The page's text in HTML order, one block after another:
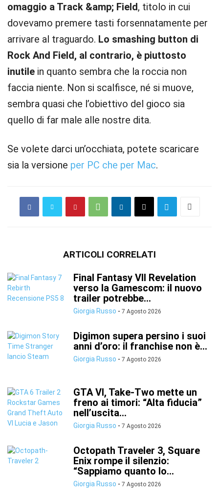
omaggio a Track &amp; Field, titolo in cui
dovevamo premere tasti forsennatamente per
arrivare al traguardo. Lo smashing button di
Rock And Field, al contrario, è piuttosto
inutile in quanto sembra che la roccia non
faccia niente. Non si scalfisce, né si muove,
sembra quasi che l’obiettivo del gioco sia
quello di far male alle nostre dita.
Se volete darci un’occhiata, potete scaricare
sia la versione per PC che per Mac.
ARTICOLI CORRELATI
Final Fantasy VII Revelation
verso la Gamescom: il nuovo
trailer potrebbe...
Giorgia Russo - 7 Agosto 2026
Digimon supera persino i suoi
anni d’oro: il franchise non è...
Giorgia Russo - 7 Agosto 2026
GTA VI, Take-Two mette un
freno ai timori: “Alta fiducia”
nell’uscita...
Giorgia Russo - 7 Agosto 2026
Octopath Traveler 3, Square
Enix rompe il silenzio:
“Sappiamo quanto lo...
Giorgia Russo - 7 Agosto 2026